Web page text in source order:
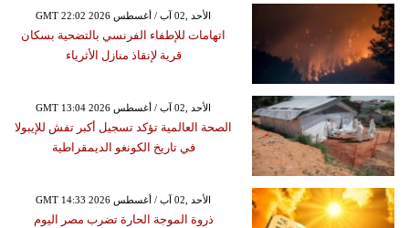
GMT 22:02 2026 الأحد ,02 آب / أغسطس
اتهامات للإطفاء الفرنسي بالتضحية بسكان
قرية لإنقاذ منازل الأثرياء
GMT 13:04 2026 الأحد ,02 آب / أغسطس
الصحة العالمية تؤكد تسجيل أكبر تفش للإيبولا
في تاريخ الكونغو الديمقراطية
GMT 14:33 2026 الأحد ,02 آب / أغسطس
ذروة الموجة الحارة تضرب مصر اليوم